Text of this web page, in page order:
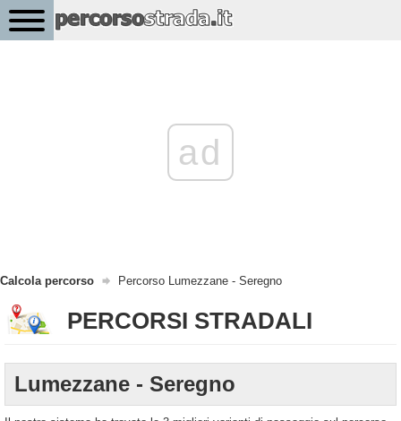
ad
Calcola percorso Percorso Lumezzane - Seregno
PERCORSI STRADALI
Lumezzane - Seregno